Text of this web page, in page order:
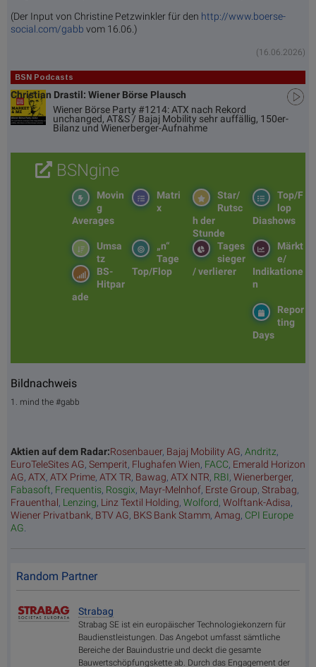
(Der Input von Christine Petzwinkler für den http://www.boerse-
social.com/gabb vom 16.06.)
(16.06.2026)
BSN Podcasts
Christian Drastil: Wiener Börse Plausch
Wiener Börse Party #1214: ATX nach Rekord
unchanged, AT&S / Bajaj Mobility sehr auffällig, 150er-
Bilanz und Wienerberger-Aufnahme
BSNgine
Top/F
lop
Diashows
Star/
Rutsc
h der
Stunde
Matri
x
Movin
g
Averages
Märkt
e/
Indikatione
n
Tages
sieger
/ verlierer
„n“
Tage
Top/Flop
Umsa
tz
BS-
Hitpar
ade
Repor
ting
Days
Bildnachweis
1. mind the #gabb
Aktien auf dem Radar:Rosenbauer, Bajaj Mobility AG, Andritz,
EuroTeleSites AG, Semperit, Flughafen Wien, FACC, Emerald Horizon
AG, ATX, ATX Prime, ATX TR, Bawag, ATX NTR, RBI, Wienerberger,
Fabasoft, Frequentis, Rosgix, Mayr-Melnhof, Erste Group, Strabag,
Frauenthal, Lenzing, Linz Textil Holding, Wolford, Wolftank-Adisa,
Wiener Privatbank, BTV AG, BKS Bank Stamm, Amag, CPI Europe
AG
Random Partner
Strabag
Strabag SE ist ein europäischer Technologiekonzern für
Baudienstleistungen. Das Angebot umfasst sämtliche
Bereiche der Bauindustrie und deckt die gesamte
Bauwertschöpfungskette ab. Durch das Engagement der